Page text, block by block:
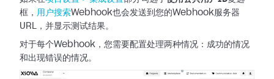
框， 用户搜索Webhook也会发送到您的Webhook服务器
URL，并显示测试结果。
对于每个Webhook，您需要配置处理两种情况：成功的情况
和出现错误的情况。